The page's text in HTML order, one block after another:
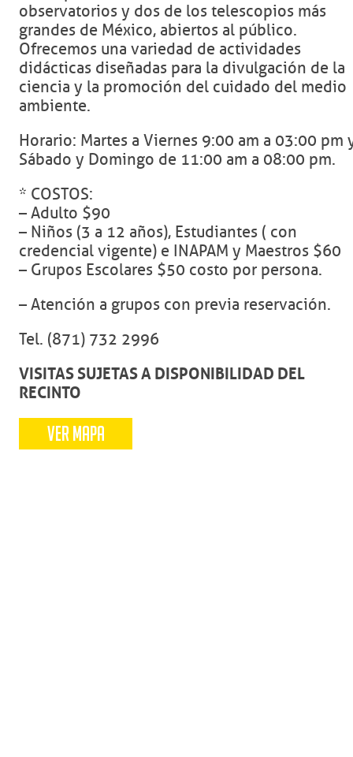
observatorios y dos de los telescopios más
grandes de México, abiertos al público.
Ofrecemos una variedad de actividades
didácticas diseñadas para la divulgación de la
ciencia y la promoción del cuidado del medio
ambiente.
Horario: Martes a Viernes 9:00 am a 03:00 pm
Sábado y Domingo de 11:00 am a 08:00 pm.
* COSTOS:
– Adulto $90
– Niños (3 a 12 años), Estudiantes ( con
credencial vigente) e INAPAM y Maestros $60
– Grupos Escolares $50 costo por persona.
– Atención a grupos con previa reservación.
Tel. (871) 732 2996
VISITAS SUJETAS A DISPONIBILIDAD DEL
RECINTO
VER MAPA